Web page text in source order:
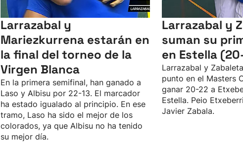
Larrazabal y
Mariezkurrena estarán en
la final del torneo de la
Virgen Blanca
En la primera semifinal, han ganado a
Laso y Albisu por 22-13. El marcador
ha estado igualado al principio. En ese
tramo, Laso ha sido el mejor de los
colorados, ya que Albisu no ha tenido
su mejor día.
Larrazabal y
suman su
en Estella
Larrazabal y
punto en el Masters
ganar 20-22 a
Estella. Peio
Javier Zabala.